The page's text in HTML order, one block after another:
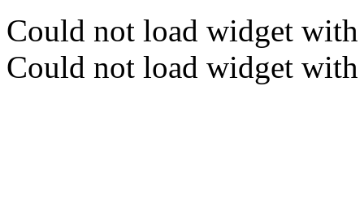
Could not load widget
Could not load widget